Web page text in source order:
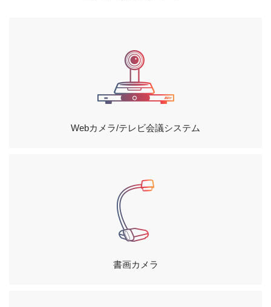
アまたはドライバーをインストールする必要が
Skype等のWeb会議での使用に最適な製品はど
の製品ですか？
製品保証・修理依頼
Webカメラ/テレビ会議システム
書画カメラ